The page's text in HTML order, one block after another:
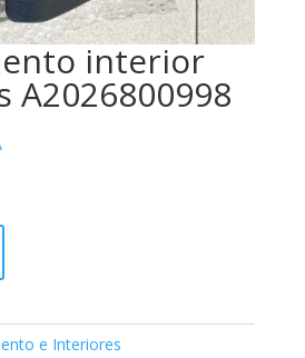
interior
A2026800998
e Interiores